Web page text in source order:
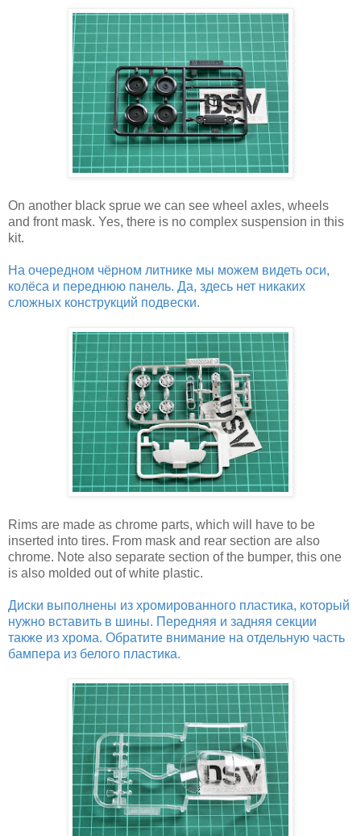
On another black sprue we can see wheel axles, wheels
and front mask. Yes, there is no complex suspension in this
kit.
На очередном чёрном литнике мы можем видеть оси,
колёса и переднюю панель. Да, здесь нет никаких
сложных конструкций подвески.
Rims are made as chrome parts, which will have to be
inserted into tires. From mask and rear section are also
chrome. Note also separate section of the bumper, this one
is also molded out of white plastic.
Диски выполнены из хромированного пластика, который
нужно вставить в шины. Передняя и задняя секции
также из хрома. Обратите внимание на отдельную часть
бампера из белого пластика.